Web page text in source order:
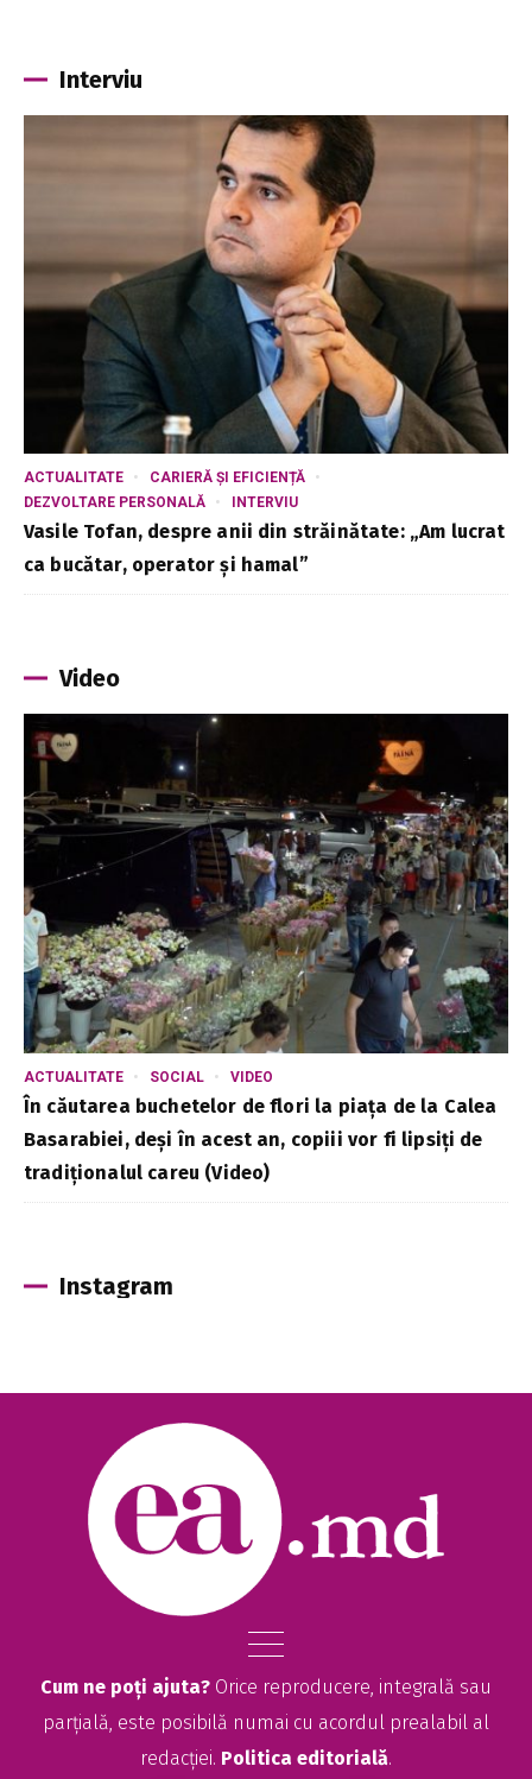
Interviu
ACTUALITATE
CARIERĂ ȘI EFICIENȚĂ
DEZVOLTARE PERSONALĂ
INTERVIU
Vasile Tofan, despre anii din străinătate: „Am lucrat
ca bucătar, operator și hamal”
Video
ACTUALITATE SOCIAL VIDEO
În căutarea buchetelor de flori la piața de la Calea
Basarabiei, deși în acest an, copiii vor fi lipsiți de
tradiționalul careu (Video)
Instagram
Cum ne poți ajuta? Orice reproducere, integrală sau
parțială, este posibilă numai cu acordul prealabil al
redacției. Politica editorială.